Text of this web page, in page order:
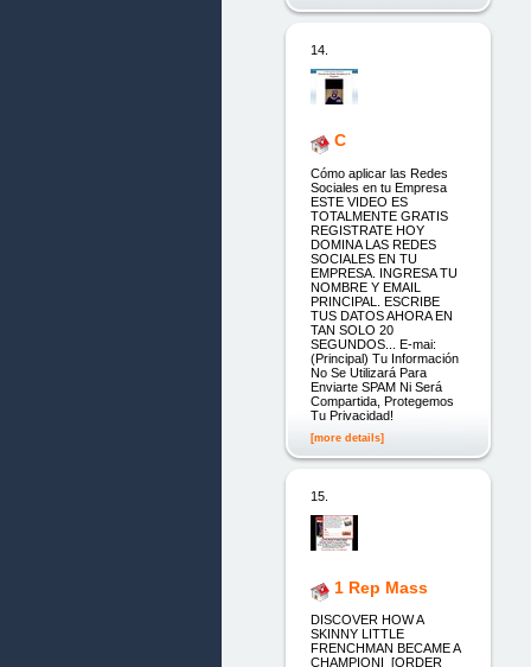
14.
C
Cómo aplicar las Redes
Sociales en tu Empresa
ESTE VIDEO ES
TOTALMENTE GRATIS
REGISTRATE HOY
DOMINA LAS REDES
SOCIALES EN TU
EMPRESA. INGRESA TU
NOMBRE Y EMAIL
PRINCIPAL. ESCRIBE
TUS DATOS AHORA EN
TAN SOLO 20
SEGUNDOS... E-mai:
(Principal) Tu Información
No Se Utilizará Para
Enviarte SPAM Ni Será
Compartida, Protegemos
Tu Privacidad!
[more details]
15.
1 Rep Mass
DISCOVER HOW A
SKINNY LITTLE
FRENCHMAN BECAME A
CHAMPIONI [ORDER